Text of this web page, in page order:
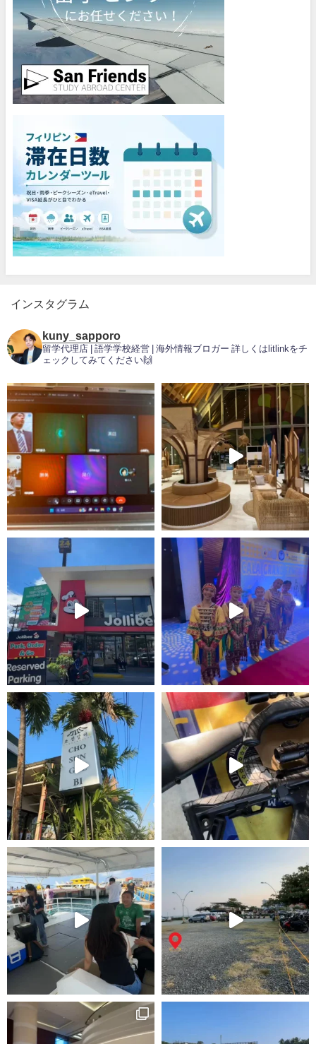
インスタグラム
kuny_sapporo
留学代理店 | 語学学校経営 | 海外情報ブロガー 詳しくはlitlinkをチ
ェックしてみてください🙌